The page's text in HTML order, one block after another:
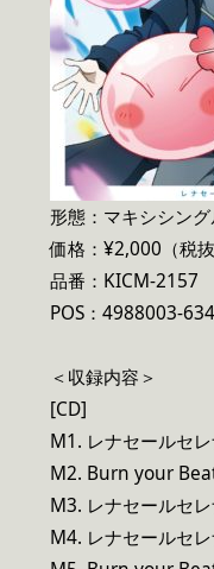
形態：マキシシン
価格：¥2,000（税
品番：KICM-2157
POS：4988003-
＜収録内容＞
[CD]
M1. レナセールセ
M2. Burn your
M3. レナセールセレ
M4. レナセールセ